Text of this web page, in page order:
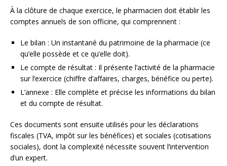
À la clôture de chaque exercice, le pharmacien doit établir les
comptes annuels de son officine, qui comprennent :
Le bilan : Un instantané du patrimoine de la pharmacie (ce
qu’elle possède et ce qu’elle doit).
Le compte de résultat : Il présente l’activité de la pharmacie
sur l’exercice (chiffre d’affaires, charges, bénéfice ou perte).
L’annexe : Elle complète et précise les informations du bilan
et du compte de résultat.
Ces documents sont ensuite utilisés pour les déclarations
fiscales (TVA, impôt sur les bénéfices) et sociales (cotisations
sociales), dont la complexité nécessite souvent l’intervention
d’un expert.